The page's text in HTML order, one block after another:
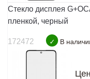
Стекло дисплея
пленкой, черный
172472 ✓ В